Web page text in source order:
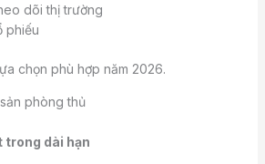
dõi thị trường
phiếu
chọn phù hợp năm 2026.
phòng thủ
trong dài hạn